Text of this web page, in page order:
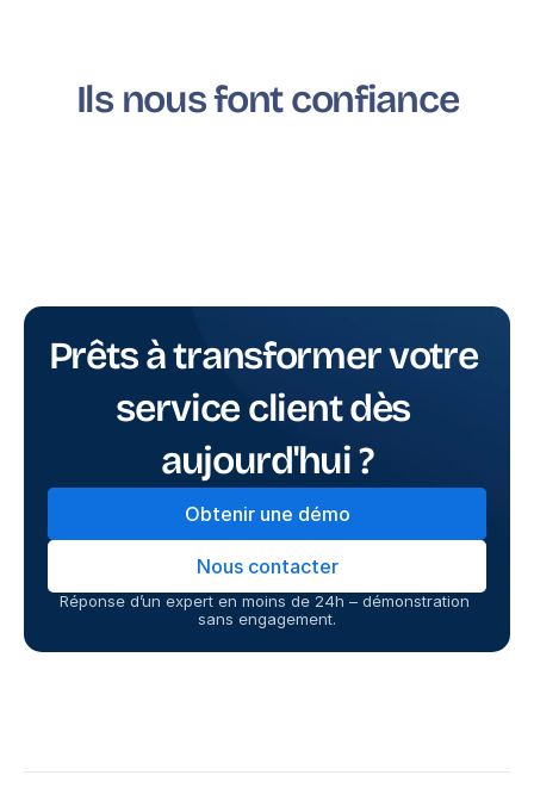
Ils nous font confiance
Prêts à transformer votre
service client dès
aujourd'hui ?
Obtenir une démo
Nous contacter
Réponse d’un expert en moins de 24h – démonstration
sans engagement.